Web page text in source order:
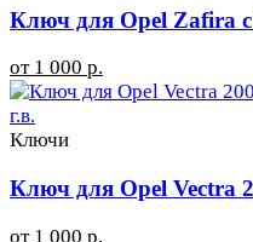
Ключ для Opel Zafira с
от 1 000 р.
Ключи
Ключ для Opel Vectra
от 1 000 р.